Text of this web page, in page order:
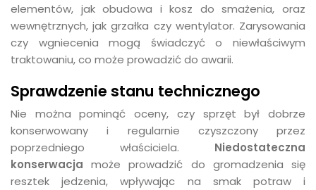
elementów, jak obudowa i kosz do smażenia, oraz
wewnętrznych, jak grzałka czy wentylator. Zarysowania
czy wgniecenia mogą świadczyć o niewłaściwym
traktowaniu, co może prowadzić do awarii.
Sprawdzenie stanu technicznego
Nie można pominąć oceny, czy sprzęt był dobrze
konserwowany i regularnie czyszczony przez
poprzedniego właściciela. Niedostateczna
konserwacja może prowadzić do gromadzenia się
resztek jedzenia, wpływając na smak potraw i